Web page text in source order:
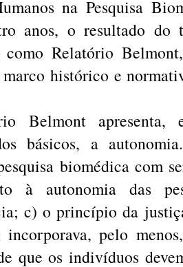
na Pesquisa
anos, o resultado do
como Relatório
histórico e
Belmont apresenta,
básicos, a
biomédica com
à autonomia das
c) o princípio da
incorporava, pelo
que os indivíduos